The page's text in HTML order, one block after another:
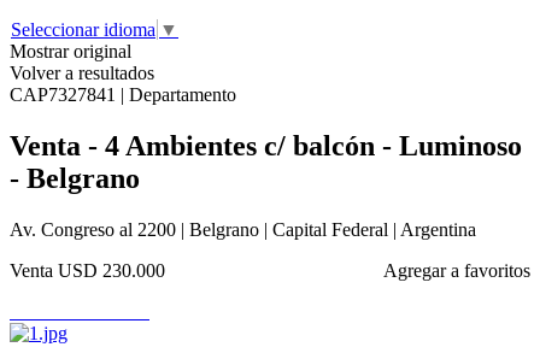
Seleccionar idioma ▼
Mostrar original
Volver a resultados
CAP7327841 | Departamento
Venta - 4 Ambientes c/ balcón - Luminoso
- Belgrano
Av. Congreso al 2200 | Belgrano | Capital Federal | Argentina
Agregar a favoritos
Venta USD 230.000